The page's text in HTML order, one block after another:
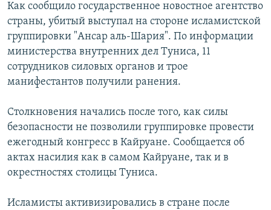
Как сообщило государственное новостное агентство
страны, убитый выступал на стороне исламистской
группировки "Ансар аль-Шария". По информации
министерства внутренних дел Туниса, 11
сотрудников силовых органов и трое
манифестантов получили ранения.
Столкновения начались после того, как силы
безопасности не позволили группировке провести
ежегодный конгресс в Кайруане. Сообщается об
актах насилия как в самом Кайруане, так и в
окрестностях столицы Туниса.
Исламисты активизировались в стране после